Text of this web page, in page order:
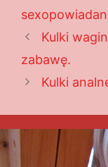
Kulki
zabawę.
Kulki